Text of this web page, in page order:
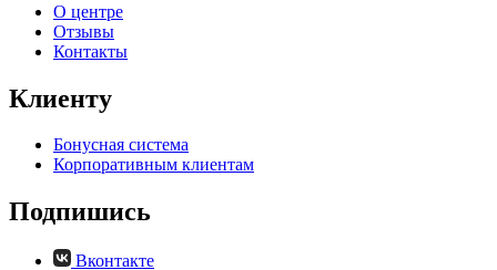
О центре
Отзывы
Контакты
Клиенту
Бонусная система
Корпоративным клиентам
Подпишись
Вконтакте